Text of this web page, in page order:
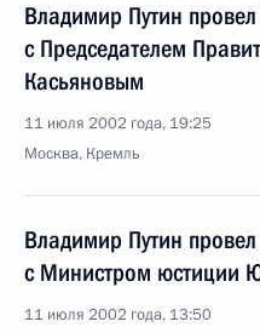
Владимир Путин
с Председателем
Касьяновым
11 июля 2002 года, 19:25
Москва, Кремль
Владимир Путин
с Министром юстиции
11 июля 2002 года, 13:50